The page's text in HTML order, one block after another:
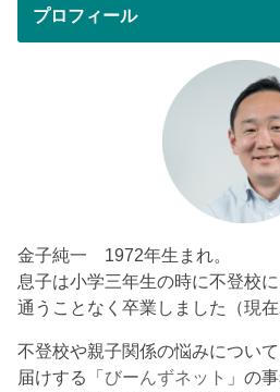
プロフィール
金子純一 1972年生まれ。
息子は小学三年生の時に不登校
通うことなく卒業しました（現在
不登校や親子関係の悩みについ
届けする「びーんずネット 」の